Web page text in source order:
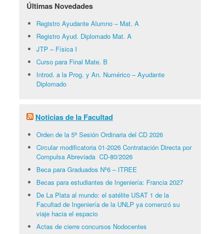
Últimas Novedades
Registro Ayudante Alumno – Mat. A
Registro Ayud. Diplomado Mat. A
JTP – Física I
Curso para Final Mate. B
Introd. a la Prog. y An. Numérico – Ayudante
Diplomado
Noticias de la Facultad
Orden de la 5ª Sesión Ordinaria del CD 2026
Circular modificatoria 01-2026 Contratación Directa por
Compulsa Abreviada CD-80/2026
Beca para Graduados Nº6 – ITREE
Becas para estudiantes de Ingeniería: Francia 2027
De La Plata al mundo: el satélite USAT 1 de la
Facultad de Ingeniería de la UNLP ya comenzó su
viaje hacia el espacio
Actas de cierre concursos Nodocentes